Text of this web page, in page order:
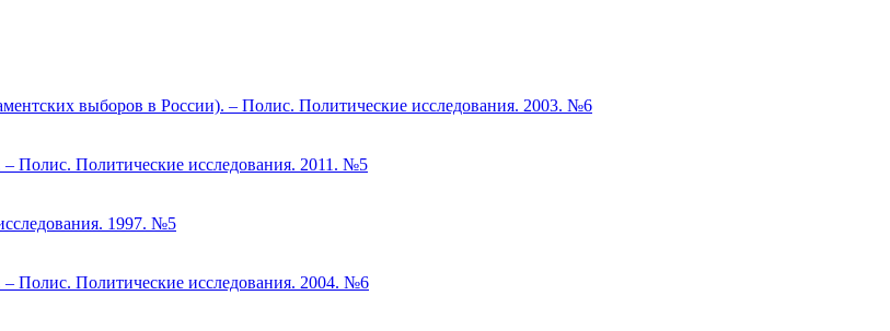
выборов в России). – Полис. Политические исследования. 2003. №6
Полис. Политические исследования. 2011. №5
1997. №5
Полис. Политические исследования. 2004. №6